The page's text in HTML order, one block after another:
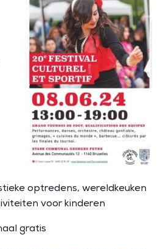
optredens, wereldkeuken
voor kinderen
gratis